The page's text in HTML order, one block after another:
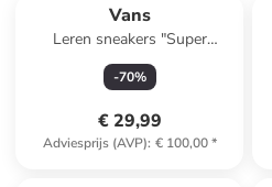
Vans
Leren sneakers "Super
Lowpro" lichtblauw
-70%
€ 29,99
Adviesprijs (AVP): € 100,00*